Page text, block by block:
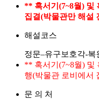
** 혹서기(7~8월) 및
집결(박물관만 해설
해설코스
정문–유구보호각-
** 혹서기(7~8월) 및
행(박물관 로비에서
문 의 처